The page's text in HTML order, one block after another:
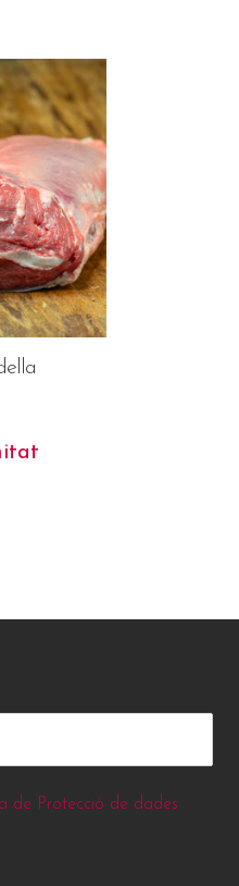
de Protecció de dades